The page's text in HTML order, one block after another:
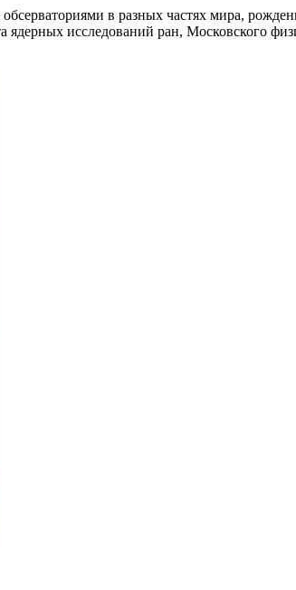
обсерваториями в разных частях мира,
исследований ран, Московского